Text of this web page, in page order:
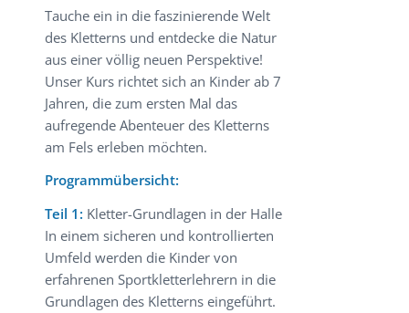
Tauche ein in die faszinierende Welt
des Kletterns und entdecke die Natur
aus einer völlig neuen Perspektive!
Unser Kurs richtet sich an Kinder ab 7
Jahren, die zum ersten Mal das
aufregende Abenteuer des Kletterns
am Fels erleben möchten.
Programmübersicht:
Teil 1: Kletter-Grundlagen in der Halle
In einem sicheren und kontrollierten
Umfeld werden die Kinder von
erfahrenen Sportkletterlehrern in die
Grundlagen des Kletterns eingeführt.